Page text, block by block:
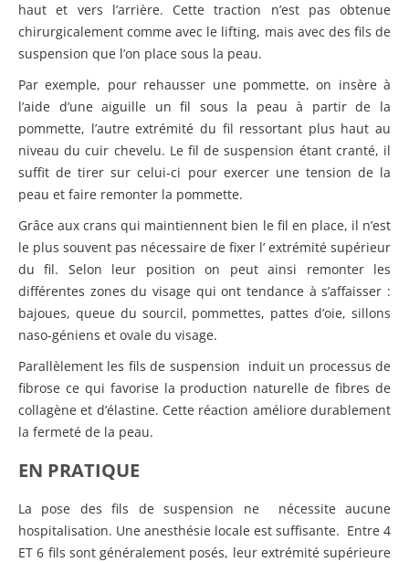
haut et vers l’arrière. Cette traction n’est pas obtenue
chirurgicalement comme avec le lifting, mais avec des fils de
suspension que l’on place sous la peau.
Par exemple, pour rehausser une pommette, on insère à
l’aide d’une aiguille un fil sous la peau à partir de la
pommette, l’autre extrémité du fil ressortant plus haut au
niveau du cuir chevelu. Le fil de suspension étant cranté, il
suffit de tirer sur celui-ci pour exercer une tension de la
peau et faire remonter la pommette.
Grâce aux crans qui maintiennent bien le fil en place, il n’est
le plus souvent pas nécessaire de fixer l’ extrémité supérieur
du fil. Selon leur position on peut ainsi remonter les
différentes zones du visage qui ont tendance à s’affaisser :
bajoues, queue du sourcil, pommettes, pattes d’oie, sillons
naso-géniens et ovale du visage.
Parallèlement les fils de suspension induit un processus de
fibrose ce qui favorise la production naturelle de fibres de
collagène et d’élastine. Cette réaction améliore durablement
la fermeté de la peau.
EN PRATIQUE
La pose des fils de suspension ne nécessite aucune
hospitalisation. Une anesthésie locale est suffisante. Entre 4
ET 6 fils sont généralement posés, leur extrémité supérieure